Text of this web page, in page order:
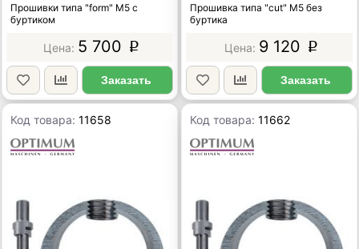
Прошивки типа "form" М5 с
буртиком
5 700 p
Заказать
Прошивка типа "cut" М5 без
буртика
9 120 p
Заказать
Код товара:11658 Код товара:11662